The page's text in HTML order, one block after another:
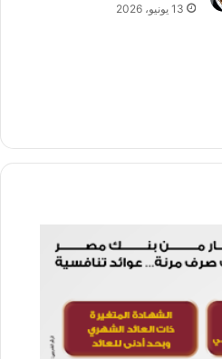
13 يونيو، 2026